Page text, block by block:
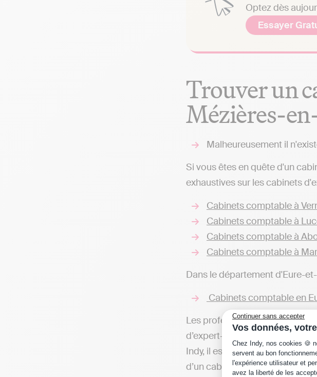
Continuer sans accepter
Vos données,
Plateforme de
Chez Indy, nos cookies 🍪
servent au bon
l'expérience utilisateur et
avez la liberté de les
Optez dès
Essayer
Trouver un
Mézières-
Malheureusement il
Si vous êtes en quête d'un
exhaustives sur les cabinets
Cabinets comptable à
Cabinets comptable à
Cabinets comptable à
Cabinets comptable à
Dans le département d'Eure-
Cabinets comptable en
Les professionnels préférant
d’expert-comptable implanté
Indy, il est possible de gérer
d’un cabinet comptable qui